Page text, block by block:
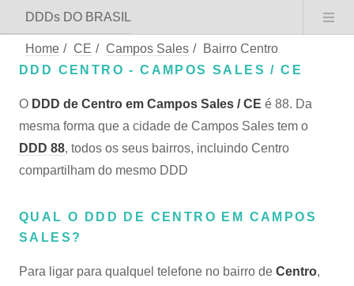
DDDs DO BRASIL
Home / CE / Campos Sales /
Bairro Centro
DDD CENTRO - CAMPOS SALES / CE
O DDD de Centro em Campos Sales / CE é 88. Da
mesma forma que a cidade de Campos Sales tem o
DDD 88, todos os seus bairros, incluindo Centro
compartilham do mesmo DDD
QUAL O DDD DE CENTRO EM CAMPOS
SALES?
Para ligar para qualquel telefone no bairro de Centro,